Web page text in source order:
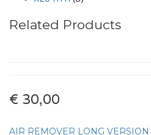
Related Products
€ 30,00
AIR REMOVER LONG